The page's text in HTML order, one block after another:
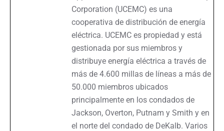
Corporation (UCEMC) es una
cooperativa de distribución de energía
eléctrica. UCEMC es propiedad y está
gestionada por sus miembros y
distribuye energía eléctrica a través de
más de 4.600 millas de líneas a más de
50.000 miembros ubicados
principalmente en los condados de
Jackson, Overton, Putnam y Smith y en
el norte del condado de DeKalb. Varios